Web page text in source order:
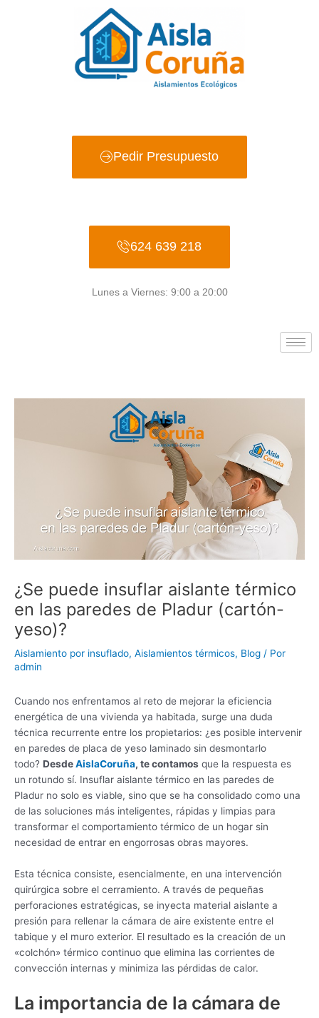
Pedir Presupuesto
624 639 218
Lunes a Viernes: 9:00 a 20:00
¿Se puede insuflar aislante térmico
en las paredes de Pladur (cartón-
yeso)?
Aislamiento por insuflado, Aislamientos térmicos, Blog / Por
admin
Cuando nos enfrentamos al reto de mejorar la eficiencia
energética de una vivienda ya habitada, surge una duda
técnica recurrente entre los propietarios: ¿es posible intervenir
en paredes de placa de yeso laminado sin desmontarlo
todo? DesdeAislaCoruña, te contamos que la respuesta es
un rotundo sí. Insuflar aislante térmico en las paredes de
Pladur no solo es viable, sino que se ha consolidado como una
de las soluciones más inteligentes, rápidas y limpias para
transformar el comportamiento térmico de un hogar sin
necesidad de entrar en engorrosas obras mayores.
Esta técnica consiste, esencialmente, en una intervención
quirúrgica sobre el cerramiento. A través de pequeñas
perforaciones estratégicas, se inyecta material aislante a
presión para rellenar la cámara de aire existente entre el
tabique y el muro exterior. El resultado es la creación de un
«colchón» térmico continuo que elimina las corrientes de
convección internas y minimiza las pérdidas de calor.
La importancia de la cámara de